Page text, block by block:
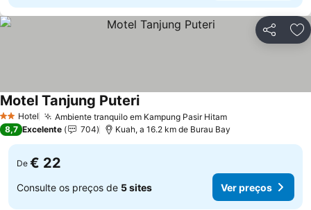
Partilhar
2 Estrelas
Hotel Ambiente tranquilo em Kampung Pasir HitamVer preços
Motel Tanjung PuteriVer preços
8,7 Excelente 704 Kuah, a 16.2 km de Burau Bay
De € 22
Consulte os preços de 5 sites Ver preços